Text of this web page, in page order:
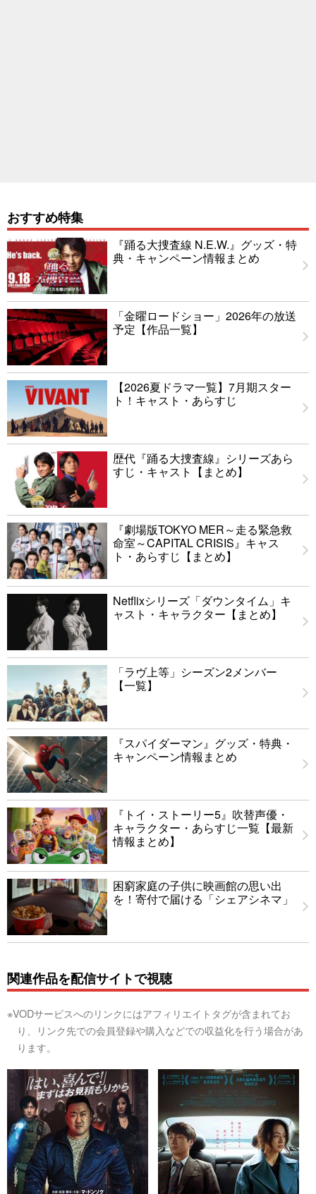
おすすめ特集
『踊る大捜査線 N.E.W.』グッズ・特
典・キャンペーン情報まとめ
「金曜ロードショー」2026年の放送
予定【作品一覧】
【2026夏ドラマ一覧】7月期スター
ト！キャスト・あらすじ
歴代『踊る大捜査線』シリーズあら
すじ・キャスト【まとめ】
『劇場版TOKYO MER～走る緊急救
命室～CAPITAL CRISIS』キャス
ト・あらすじ【まとめ】
Netflixシリーズ「ダウンタイム」キ
ャスト・キャラクター【まとめ】
「ラヴ上等」シーズン2メンバー
【一覧】
『スパイダーマン』グッズ・特典・
キャンペーン情報まとめ
『トイ・ストーリー5』吹替声優・
キャラクター・あらすじ一覧【最新
情報まとめ】
困窮家庭の子供に映画館の思い出
を！寄付で届ける「シェアシネマ」
関連作品を配信サイトで視聴
※VODサービスへのリンクにはアフィリエイトタグが含まれてお
り、リンク先での会員登録や購入などでの収益化を行う場合があ
ります。